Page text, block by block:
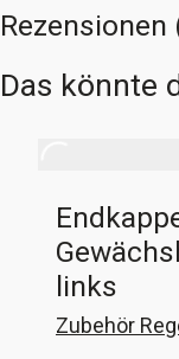
Rezensionen
Das könnte
links
Zubehör